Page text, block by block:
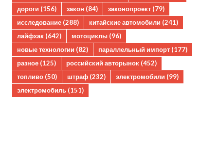
дороги (156) закон (84) законопроект (79)
исследование (288) китайские автомобили (241)
лайфхак (642) мотоциклы (96)
новые технологии (82) параллельный импорт (177)
разное (125) российский авторынок (452)
топливо (50) штраф (232) электромобили (99)
электромобиль (151)